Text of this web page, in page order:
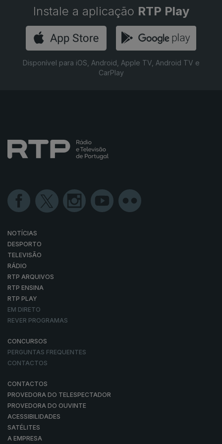
Instale a aplicação RTP Play
Disponível para iOS, Android, Apple TV, Android TV e
CarPlay
NOTÍCIAS
DESPORTO
TELEVISÃO
RÁDIO
RTP ARQUIVOS
RTP ENSINA
RTP PLAY
EM DIRETO
REVER PROGRAMAS
CONCURSOS
PERGUNTAS FREQUENTES
CONTACTOS
CONTACTOS
PROVEDORA DO TELESPECTADOR
PROVEDORA DO OUVINTE
ACESSIBILIDADES
SATÉLITES
A EMPRESA